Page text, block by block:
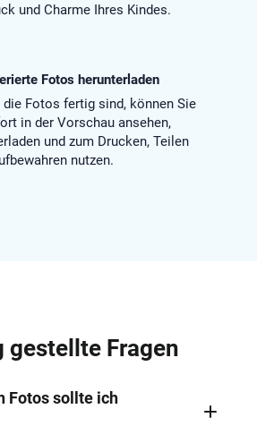
und Charme Ihres Kindes.
Fotos herunterladen
die Fotos fertig sind, können Sie
in der Vorschau ansehen,
und zum Drucken, Teilen
nutzen.
gestellte Fragen
Fotos sollte ich